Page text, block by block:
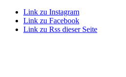
Link zu Instagram
Link zu Facebook
Link zu Rss dieser Seite